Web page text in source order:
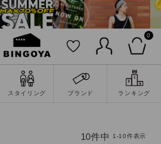
0
スタイリング ブランド ランキング
10件中 1-10件表示